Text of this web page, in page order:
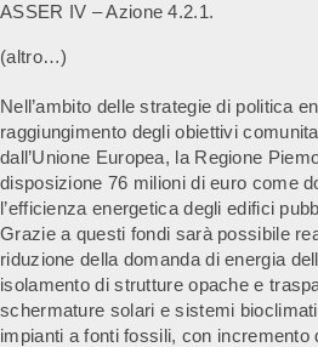
ASSER IV – Azione 4.2.1.
(altro…)
Nell’ambito delle strategie di politica
raggiungimento degli obiettivi
dall’Unione Europea, la Regione
disposizione 76 milioni di euro come
l’efficienza energetica degli edifici
Grazie a questi fondi sarà possibile
riduzione della domanda di energia
isolamento di strutture opache e
schermature solari e sistemi
impianti a fonti fossili, con incremento